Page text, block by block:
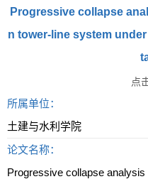
Progressive collapse
n tower-line system
点
所属单位：
土建与水利学院
论文名称：
Progressive collapse